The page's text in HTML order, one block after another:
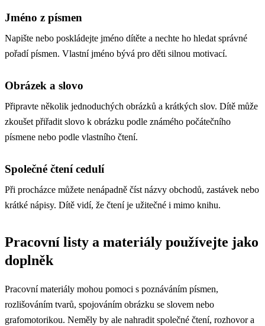
Jméno z písmen
Napište nebo poskládejte jméno dítěte a nechte ho hledat správné
pořadí písmen. Vlastní jméno bývá pro děti silnou motivací.
Obrázek a slovo
Připravte několik jednoduchých obrázků a krátkých slov. Dítě může
zkoušet přiřadit slovo k obrázku podle známého počátečního
písmene nebo podle vlastního čtení.
Společné čtení cedulí
Při procházce můžete nenápadně číst názvy obchodů, zastávek nebo
krátké nápisy. Dítě vidí, že čtení je užitečné i mimo knihu.
Pracovní listy a materiály používejte jako
doplněk
Pracovní materiály mohou pomoci s poznáváním písmen,
rozlišováním tvarů, spojováním obrázku se slovem nebo
grafomotorikou. Neměly by ale nahradit společné čtení, rozhovor a